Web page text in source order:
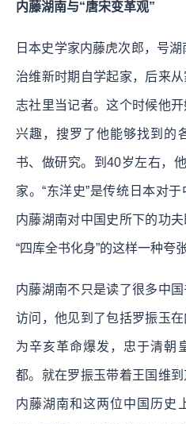
内藤湖南与“唐宋变革观”
日本史学家内藤虎次郎，号
治维新时期自学起家，后来
志社里当记者。这个时候他
兴趣，搜罗了他能够找到的
书、做研究。到40岁左右，
家。“东洋史”是传统日本对
内藤湖南对中国史所下的功
“四库全书化身”的这样一种夸
内藤湖南不只是读了很多中
访问，他见到了包括罗振玉
为辛亥革命爆发，忠于清朝
都。就在罗振玉带着王国维到
内藤湖南和这两位中国历史